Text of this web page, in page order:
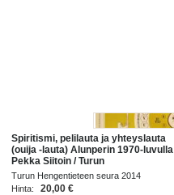
Spiritismi, pelilauta ja yhteyslauta
(ouija -lauta) Alunperin 1970-luvulla
Pekka Siitoin / Turun
Hengentieteen Seura / Veronica
(Föreningen Veronica) julkaisema
Turun Hengentieteen seura 2014
Hinta:
20,00 €